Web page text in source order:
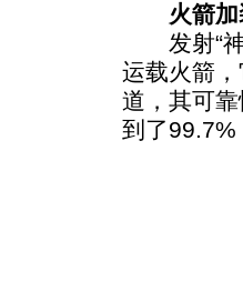
火箭加装
发射“神
运载火箭
道，其可
到了99.7%